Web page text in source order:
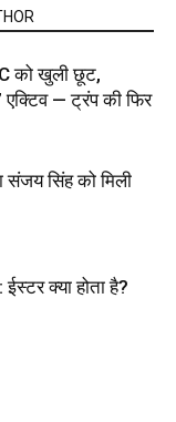
को खुली छूट,
एक्टिव — ट्रंप की फिर
संजय सिंह को मिली
क्या होता है?